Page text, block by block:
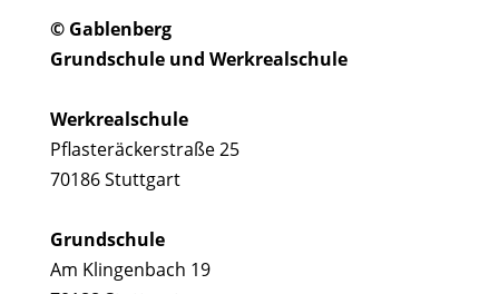
© Gablenberg
Grundschule und Werkrealschule
Werkrealschule
Pflasteräckerstraße 25
70186 Stuttgart
Grundschule
Am Klingenbach 19